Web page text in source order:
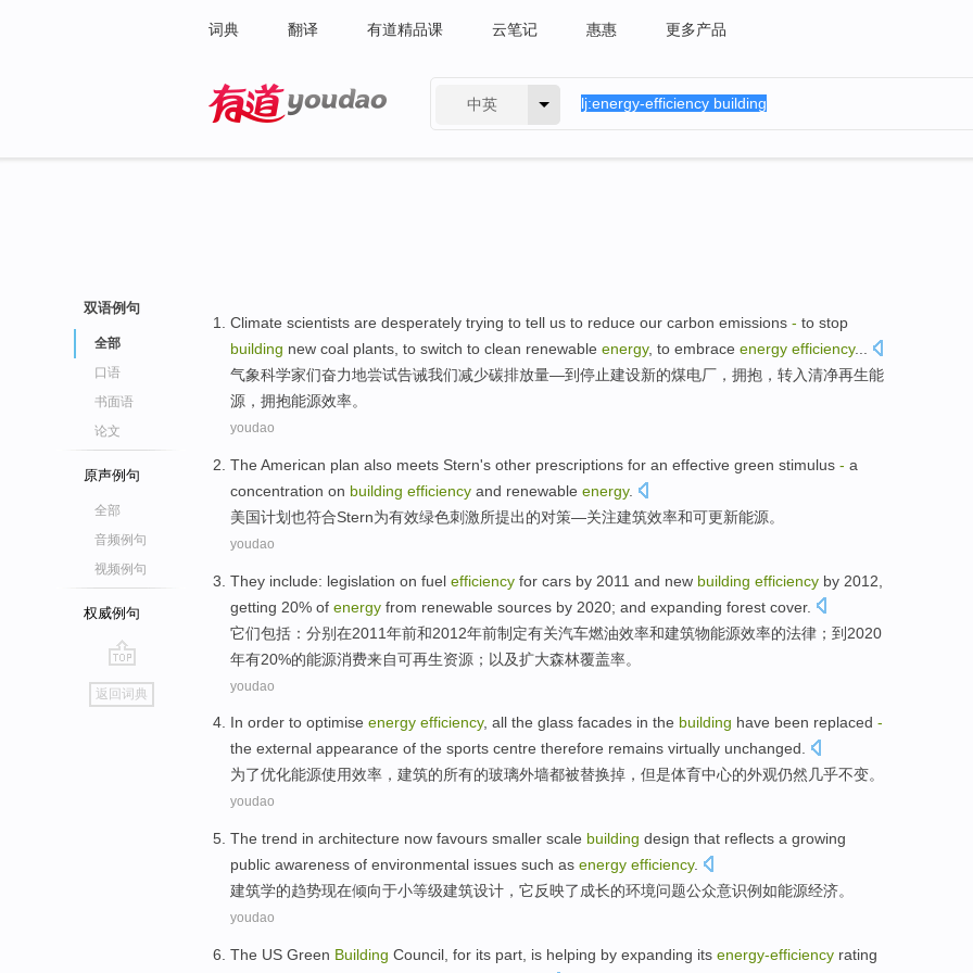
词典 翻译 有道精品课 云笔记 惠惠 更多产品
中英
双语例句
全部
口语
书面语
论文
原声例句
全部
音频例句
视频例句
权威例句
go
top
返回词典
Climate scientists are desperately trying to tell us to reduce our carbon emissions - to stop
building new coal plants to switch to clean renewable energy, to embrace energy efficiency...
气象科学家们奋力地尝试告诫我们减少碳排放量—到停止建设新的煤电厂 ， 拥抱 ， 转入清净再生能
源 ，拥抱能源效率。
youdao
The American plan also meets Stern's other prescriptions for an effective green stimulus - a
concentration on building efficiency and renewable energy.
美国计划也符合Stern为有效绿色刺激所提出的对策—关注建筑效率和可更新能源。
youdao
They include: legislation on fuel efficiency for cars by 2011 and new building efficiency by 2012,
getting 20% of energy from renewable sources by 2020; and expanding forest cover.
它们包括 ：分别在2011年前和2012年前制定有关汽车燃油效率和建筑物能源效率的法律； 到2020
年有20%的能源消费来自可再生资源； 以及扩大森林覆盖率。
youdao
In order to optimise energy efficiency, all the glass facades in the building have been replaced -
the external appearance of the sports centre therefore remains virtually unchanged.
为了优化能源使用效率 ， 建筑的所有的玻璃外墙都被替换掉 ，但是体育中心的外观仍然几乎不变。
youdao
The trend in architecture now favours smaller scale building design that reflects a growing
public awareness of environmental issues such as energy efficiency.
建筑学的趋势现在倾向于小等级建筑设计 ，它反映了成长的环境问题公众意识例如能源经济。
youdao
The US Green Building Council , for its part, is helping by expanding its energy-efficiency rating